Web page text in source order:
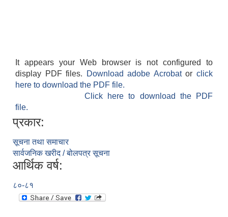
It appears your Web browser is not configured to
display PDF files.
Download adobe Acrobatorclick
here to download the PDF file.
Click here to download the PDF
file.
प्रकार:
सूचना तथा समाचार
सार्वजनिक खरीद / बोलपत्र सूचना
आर्थिक वर्ष:
८०-८१